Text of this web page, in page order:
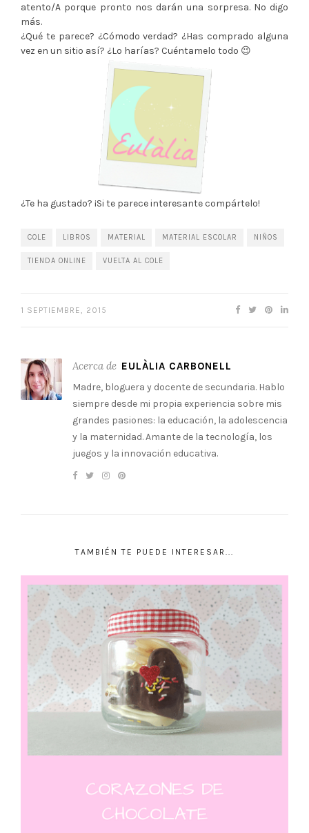
atento/A porque pronto nos darán una sorpresa. No digo
más.
¿Qué te parece? ¿Cómodo verdad? ¿Has comprado alguna
vez en un sitio así? ¿Lo harías? Cuéntamelo todo 😉
¿Te ha gustado? ¡Si te parece interesante compártelo!
COLE LIBROS MATERIAL MATERIAL ESCOLAR NIÑOS
TIENDA ONLINE VUELTA AL COLE
1 SEPTIEMBRE, 2015
Acerca de EULÀLIA CARBONELL
Madre, bloguera y docente de secundaria. Hablo
siempre desde mi propia experiencia sobre mis
grandes pasiones: la educación, la adolescencia
y la maternidad. Amante de la tecnología, los
juegos y la innovación educativa.
TAMBIÉN TE PUEDE INTERESAR...